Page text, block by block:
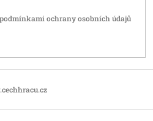
podmínkami ochrany osobních údajů